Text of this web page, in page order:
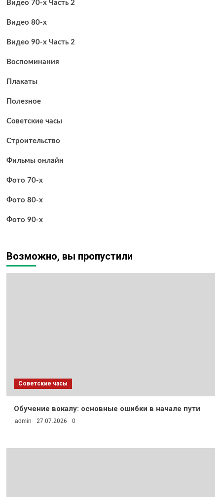
Видео 70-х Часть 2
Видео 80-х
Видео 90-х Часть 2
Воспоминания
Плакаты
Полезное
Советские часы
Строительство
Фильмы онлайн
Фото 70-х
Фото 80-х
Фото 90-х
Возможно, вы пропустили
Советские часы
Обучение вокалу: основные ошибки в начале пути
admin 27.07.2026 0